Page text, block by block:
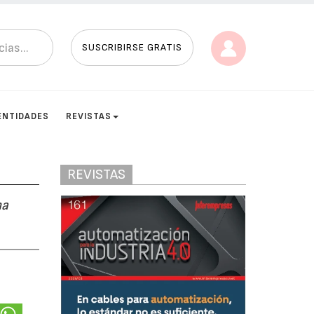
SUSCRIBIRSE GRATIS
REVISTAS
REVISTAS